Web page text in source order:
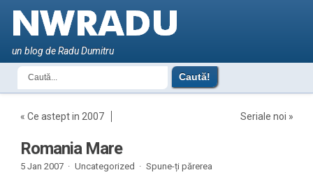
un blog de Radu Dumitru
«Ce astept in 2007 Seriale noi »
Romania Mare
5 Jan 2007 · Uncategorized · Spune-ți părerea